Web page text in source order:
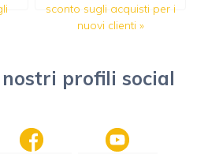
sconto sugli acquisti per i
nuovi clienti »
profili social